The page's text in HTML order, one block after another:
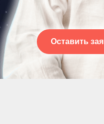
Оставить